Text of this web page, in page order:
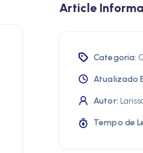
Article
Categoria:
Atualizado
Autor:
Tempo de